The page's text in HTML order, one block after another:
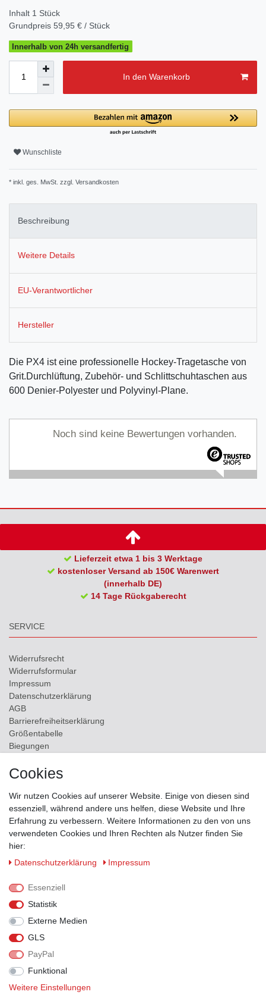
Inhalt 1 Stück
Grundpreis 59,95 € / Stück
Innerhalb von 24h versandfertig
In den Warenkorb
Wunschliste
* inkl. ges. MwSt. zzgl. Versandkosten
Beschreibung
Weitere Details
EU-Verantwortlicher
Hersteller
Die PX4 ist eine professionelle Hockey-Tragetasche von
Grit.Durchlüftung, Zubehör- und Schlittschuhtaschen aus
600 Denier-Polyester und Polyvinyl-Plane.
Noch sind keine Bewertungen vorhanden.
Lieferzeit etwa 1 bis 3 Werktage
kostenloser Versand ab 150€ Warenwert
(innerhalb DE)
14 Tage Rückgaberecht
SERVICE
Widerrufs­recht
Widerrufs­formular
Impressum
Daten­schutz­erklärung
AGB
Barrierefreiheitserklärung
Größentabelle
Biegungen
Kontakt
ZAHLUNGSMÖGLICHKEITEN
VERSANDPARTNER
Cookies
Wir nutzen Cookies auf unserer Website. Einige von diesen sind
essenziell, während andere uns helfen, diese Website und Ihre
Erfahrung zu verbessern. Weitere Informationen zu den von uns
verwendeten Cookies und Ihren Rechten als Nutzer finden Sie
hier:
Daten­schutz­erklärung
Impressum
Essenziell
Statistik
Externe Medien
GLS
PayPal
Funktional
Weitere Einstellungen